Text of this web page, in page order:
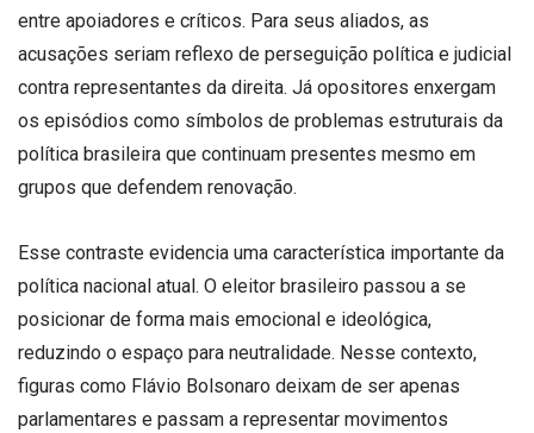
entre apoiadores e críticos. Para seus aliados, as
acusações seriam reflexo de perseguição política e judicial
contra representantes da direita. Já opositores enxergam
os episódios como símbolos de problemas estruturais da
política brasileira que continuam presentes mesmo em
grupos que defendem renovação.
Esse contraste evidencia uma característica importante da
política nacional atual. O eleitor brasileiro passou a se
posicionar de forma mais emocional e ideológica,
reduzindo o espaço para neutralidade. Nesse contexto,
figuras como Flávio Bolsonaro deixam de ser apenas
parlamentares e passam a representar movimentos